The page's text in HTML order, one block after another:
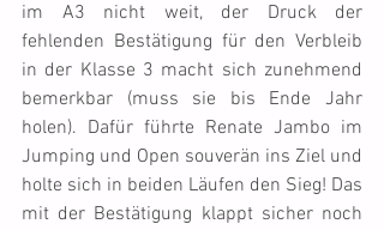
im A3 nicht weit, der Druck der
fehlenden Bestätigung für den Verbleib
in der Klasse 3 macht sich zunehmend
bemerkbar (muss sie bis Ende Jahr
holen). Dafür führte Renate Jambo im
Jumping und Open souverän ins Ziel und
holte sich in beiden Läufen den Sieg! Das
mit der Bestätigung klappt sicher noch